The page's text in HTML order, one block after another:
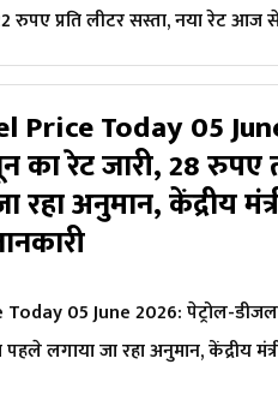
रुपए प्रति लीटर सस्ता, नया रेट आज
Today 05
का रेट जारी, 28
अनुमान, केंद्रीय
05 June 2026: पेट्रोल-
लगाया जा रहा अनुमान, केंद्रीय